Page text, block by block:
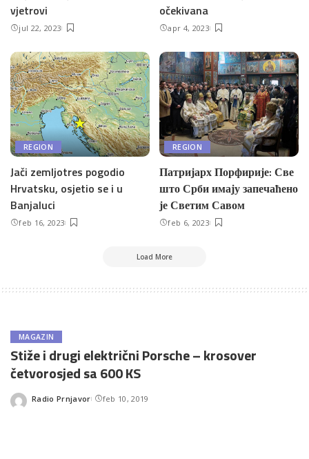
vjetrovi
jul 22, 2023
očekivana
apr 4, 2023
REGION
Jači zemljotres pogodio
Hrvatsku, osjetio se i u
Banjaluci
feb 16, 2023
REGION
Патријарх Порфирије: Све
што Срби имају запечаћено
је Светим Савом
feb 6, 2023
Load More
MAGAZIN
Stiže i drugi električni Porsche – krosover
četvorosjed sa 600 KS
Posted
Radio Prnjavor feb 10, 2019